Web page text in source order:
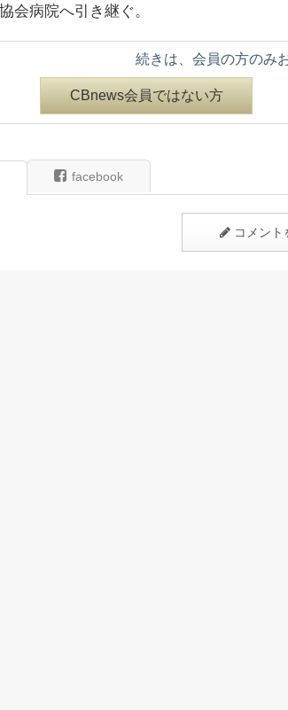
会病院へ引き継ぐ。
続きは、会員の方のみ
CBnews会員ではない方
facebook
コメント